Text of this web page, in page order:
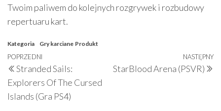
Twoim paliwem do kolejnych rozgrywek i rozbudowy
repertuaru kart.
Kategoria Gry karciane Produkt
Nawigacja
wpisu
Poprzedni
wpis
POPRZEDNI
Stranded Sails:
Explorers Of The Cursed
Islands (Gra PS4)
NASTĘPNY
StarBlood Arena (PSVR)